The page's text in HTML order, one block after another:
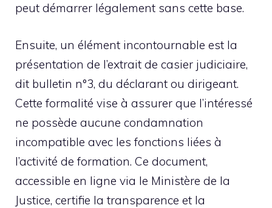
peut démarrer légalement sans cette base.
Ensuite, un élément incontournable est la
présentation de l’extrait de casier judiciaire,
dit bulletin n°3, du déclarant ou dirigeant.
Cette formalité vise à assurer que l’intéressé
ne possède aucune condamnation
incompatible avec les fonctions liées à
l’activité de formation. Ce document,
accessible en ligne via le Ministère de la
Justice, certifie la transparence et la